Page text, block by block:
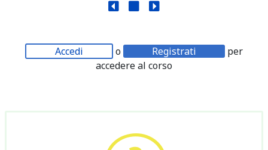
Accedi o Registrati
per
accedere al corso